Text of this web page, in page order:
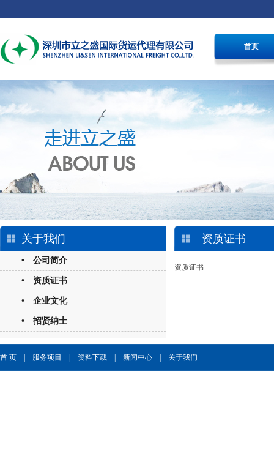
首页
关于我们
• 公司简介
• 资质证书
• 企业文化
• 招贤纳士
资质证书
资质证书
首 页 服务项目 资料下载 新闻中心 关于我们